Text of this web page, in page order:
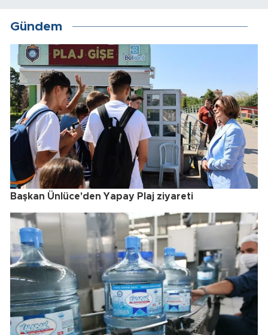
Gündem
Başkan Ünlüce'den Yapay Plaj ziyareti